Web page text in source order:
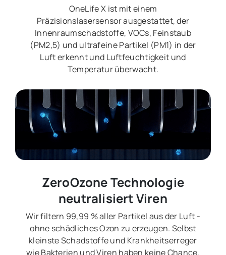
OneLife X ist mit einem
Präzisionslasersensor ausgestattet, der
Innenraumschadstoffe, VOCs, Feinstaub
(PM2,5) und ultrafeine Partikel (PM1) in der
Luft erkennt und Luftfeuchtigkeit und
Temperatur überwacht.
ZeroOzone Technologie
neutralisiert Viren
Wir filtern 99,99 % aller Partikel aus der Luft -
ohne schädliches Ozon zu erzeugen. Selbst
kleinste Schadstoffe und Krankheitserreger
wie Bakterien und Viren haben keine Chance.